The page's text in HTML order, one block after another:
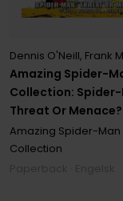
Amazing Spider-
Collection:
Threat Or Menace?
Dennis O'Neill, Frank
Amazing Spider-Man
Collection